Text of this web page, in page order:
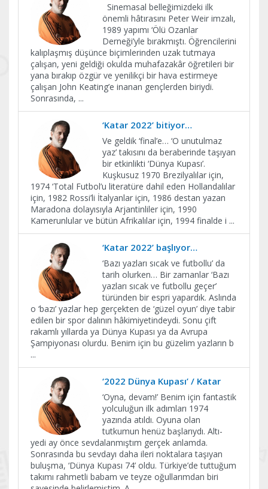
Sinemasal belleğimizdeki ilk
önemli hâtırasını Peter Weir imzalı,
1989 yapımı ‘Ölü Ozanlar
Derneği’yle bırakmıştı. Öğrencilerini
kalıplaşmış düşünce biçimlerinden uzak tutmaya
çalışan, yeni geldiği okulda muhafazakâr öğretileri bir
yana bırakıp özgür ve yenilikçi bir hava estirmeye
çalışan John Keating’e inanan gençlerden biriydi.
Sonrasında, ...
‘Katar 2022’ bitiyor…
Ve geldik ‘final’e… ‘O unutulmaz
yaz’ takısını da beraberinde taşıyan
bir etkinlikti ‘Dünya Kupası’.
Kuşkusuz 1970 Brezilyalılar için,
1974 ‘Total Futbol’u literatüre dahil eden Hollandalılar
için, 1982 Rossi’li İtalyanlar için, 1986 destan yazan
Maradona dolayısıyla Arjantinliler için, 1990
Kamerunlular ve bütün Afrikalılar için, 1994 finalde i ...
‘Katar 2022’ başlıyor…
‘Bazı yazları sıcak ve futbollu’ da
tarih olurken… Bir zamanlar ‘Bazı
yazları sıcak ve futbollu geçer’
türünden bir espri yapardık. Aslında
o ‘bazı’ yazlar hep gerçekten de ‘güzel oyun’ diye tabir
edilen bir spor dalının hâkimiyetindeydi. Sonu çift
rakamlı yıllarda ya Dünya Kupası ya da Avrupa
Şampiyonası olurdu. Benim için bu güzelim yazların b
...
‘2022 Dünya Kupası’ / Katar
‘Oyna, devam!’ Benim için fantastik
yolculuğun ilk adımları 1974
yazında atıldı. Oyuna olan
tutkumun henüz başlarıydı. Altı-
yedi ay önce sevdalanmıştım gerçek anlamda.
Sonrasında bu sevdayı daha ileri noktalara taşıyan
buluşma, ‘Dünya Kupası 74’ oldu. Türkiye’de tuttuğum
takımı rahmetli babam ve teyze oğullarımdan biri